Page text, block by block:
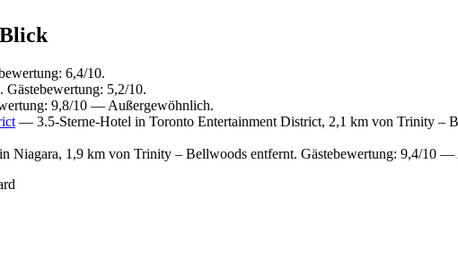
6,4/10.
5,2/10.
9,8/10 — Außergewöhnlich.
— 3.5-Sterne-Hotel in Toronto Entertainment District, 2,1 km von Trinity –
Niagara, 1,9 km von Trinity – Bellwoods entfernt. Gästebewertung: 9,4/10 —